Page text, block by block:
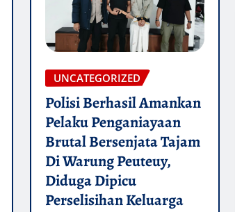
UNCATEGORIZED
Polisi Berhasil Amankan
Pelaku Penganiayaan
Brutal Bersenjata Tajam
Di Warung Peuteuy,
Diduga Dipicu
Perselisihan Keluarga